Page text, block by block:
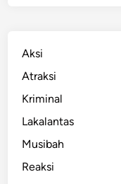
r
P
n
Aksi
Atraksi
Kriminal
Lakalantas
Musibah
Reaksi